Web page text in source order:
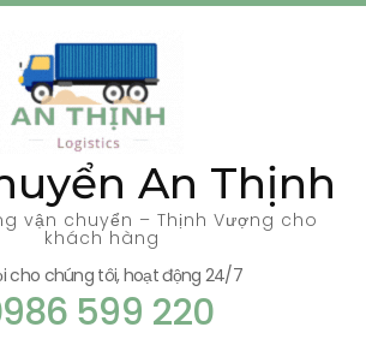
An Thịnh
vận chuyển – Thịnh Vượng cho
khách hàng
cho chúng tôi, hoạt động 24/7
599 220